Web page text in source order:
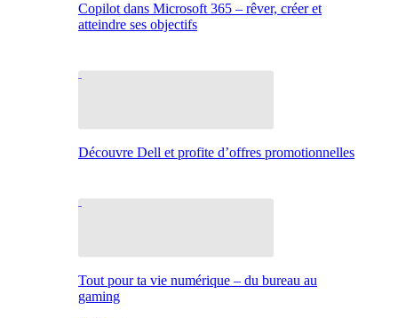
Copilot dans Microsoft 365 – rêver, créer et
atteindre ses objectifs
Découvre Dell et profite d’offres promotionnelles
Tout pour ta vie numérique – du bureau au
gaming